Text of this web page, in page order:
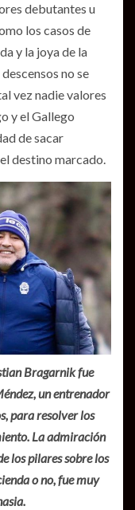
debutantes u
los casos de
y la joya de la
no se
vez nadie valores
y el Gallego
de sacar
destino marcado.
Bragarnik fue
un entrenador
para resolver los
La admiración
los pilares sobre los
o no, fue muy